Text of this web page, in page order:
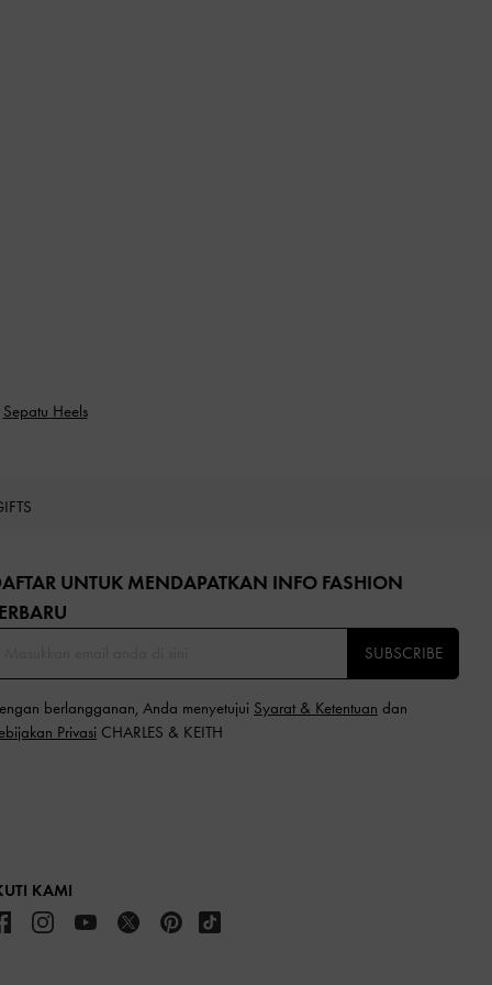
Sepatu Heels
UNTUK MENDAPATKAN INFO FASHION
SUBSCRIBE
berlangganan, Anda menyetujui Syarat & Ketentuan dan
Privasi CHARLES & KEITH
KAMI